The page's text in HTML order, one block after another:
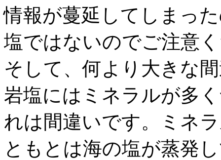
情報が蔓延してしまっ
塩ではないのでご注意
そして、何より大きな
岩塩にはミネラルが多
れは間違いです。ミネ
ともとは海の塩が蒸発